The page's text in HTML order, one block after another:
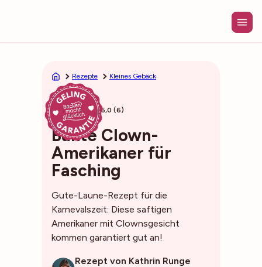
Rezepte Kleines Gebäck
38min 5,0 (6)
Bunte Clown-
Amerikaner für
Fasching
Gute-Laune-Rezept für die
Karnevalszeit: Diese saftigen
Amerikaner mit Clownsgesicht
kommen garantiert gut an!
Rezept von Kathrin Runge